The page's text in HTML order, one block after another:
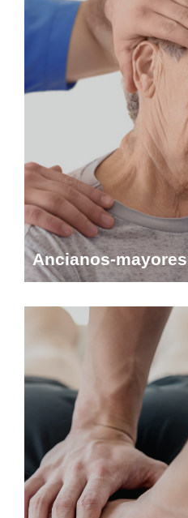
Ancianos-mayores